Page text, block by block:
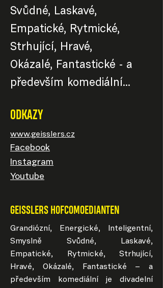
Svůdné, Laskavé,
Empatické, Rytmické,
Strhující, Hravé,
Okázalé, Fantastické - a
především komediální...
ODKAZY
www.geisslers.cz
Facebook
Instagram
Youtube
GEISSLERS HOFCOMOEDIANTEN
Grandiózní, Energické, Inteligentní,
Smyslně Svůdné, Laskavé,
Empatické, Rytmické, Strhující,
Hravé, Okázalé, Fantastické – a
především komediální je divadelní